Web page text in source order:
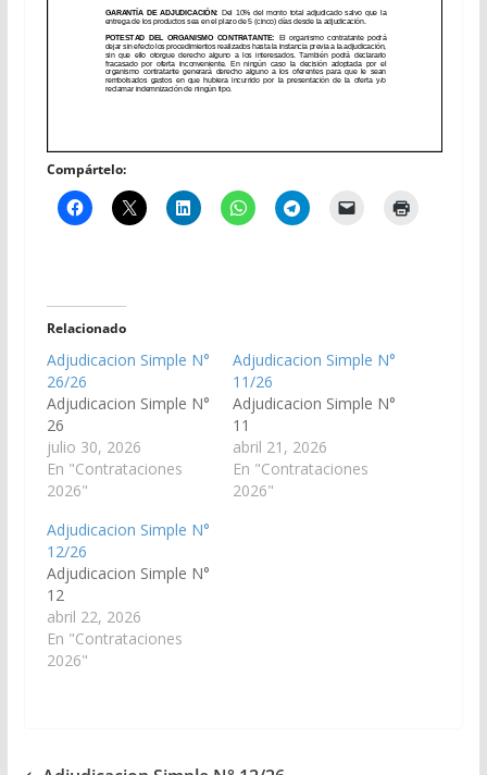
Compártelo:
Relacionado
Adjudicacion Simple N°
26/26
Adjudicacion Simple N°
26
julio 30, 2026
En "Contrataciones
2026"
Adjudicacion Simple N°
11/26
Adjudicacion Simple N°
11
abril 21, 2026
En "Contrataciones
2026"
Adjudicacion Simple N°
12/26
Adjudicacion Simple N°
12
abril 22, 2026
En "Contrataciones
2026"